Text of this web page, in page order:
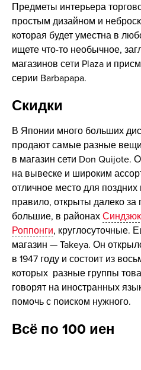
Предметы интерьера
простым дизайном и
которая будет уместна в
ищете что-то необычное,
магазинов сети Plaza и
серии Barbapapa.
Скидки
В Японии много больших
продают самые разные
в магазин сети Don Quijote.
на вывеске и широким
отличное место для
правило, открыты далеко
большие, в районах
Роппонги, круглосуточные.
магазин — Takeya. Он
в 1947 году и состоит из
которых разные группы
говорят на иностранных
помочь с поиском нужного.
Всё по 100 иен